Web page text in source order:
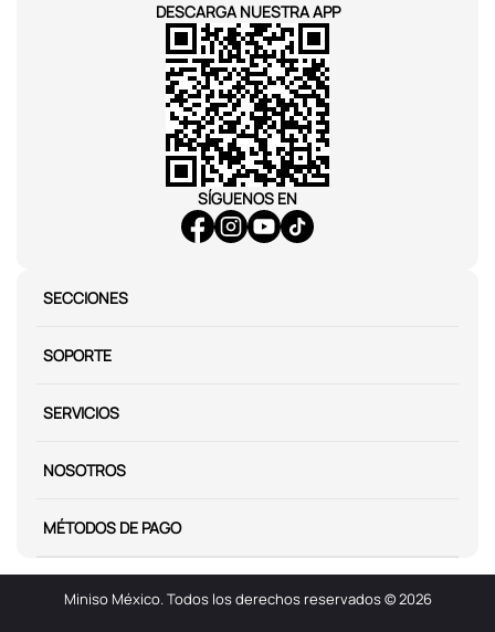
DESCARGA NUESTRA APP
SÍGUENOS EN
SECCIONES
SOPORTE
SERVICIOS
NOSOTROS
MÉTODOS DE PAGO
Miniso México. Todos los derechos reservados © 2026